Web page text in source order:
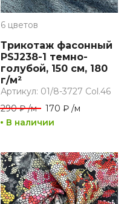
6 цветов
Трикотаж фасонный
PSJ238-1 темно-
голубой, 150 см, 180
г/м²
Артикул: 01/8-3727 Col.46
290 ₽/м 170 ₽ /м
В наличии